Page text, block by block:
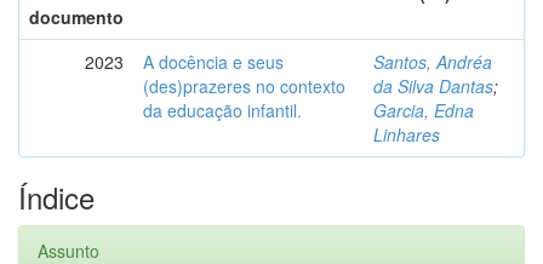
documento
2023
A docência e seus
(des)prazeres no contexto
da educação infantil.
Santos, Andréa
da Silva Dantas;
Garcia, Edna
Linhares
Índice
Assunto